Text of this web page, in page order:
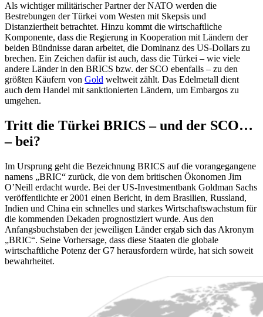
Als wichtiger militärischer Partner der NATO werden die
Bestrebungen der Türkei vom Westen mit Skepsis und
Distanziertheit betrachtet. Hinzu kommt die wirtschaftliche
Komponente, dass die Regierung in Kooperation mit Ländern der
beiden Bündnisse daran arbeitet, die Dominanz des US-Dollars zu
brechen. Ein Zeichen dafür ist auch, dass die Türkei – wie viele
andere Länder in den BRICS bzw. der SCO ebenfalls – zu den
größten Käufern von Gold weltweit zählt. Das Edelmetall dient
auch dem Handel mit sanktionierten Ländern, um Embargos zu
umgehen.
Tritt die Türkei BRICS – und der SCO…
– bei?
Im Ursprung geht die Bezeichnung BRICS auf die vorangegangene
namens „BRIC“ zurück, die von dem britischen Ökonomen Jim
O’Neill erdacht wurde. Bei der US-Investmentbank Goldman Sachs
veröffentlichte er 2001 einen Bericht, in dem Brasilien, Russland,
Indien und China ein schnelles und starkes Wirtschaftswachstum für
die kommenden Dekaden prognostiziert wurde. Aus den
Anfangsbuchstaben der jeweiligen Länder ergab sich das Akronym
„BRIC“. Seine Vorhersage, dass diese Staaten die globale
wirtschaftliche Potenz der G7 herausfordern würde, hat sich soweit
bewahrheitet.